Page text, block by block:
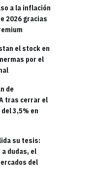
a la inflación
2026 gracias
el stock en
por el
de
tras cerrar el
3,5% en
su tesis:
dudas, el
del